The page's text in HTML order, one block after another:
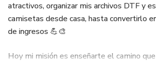
atractivos, organizar mis archivos DTF y
camisetas desde casa, hasta convertirlo
de ingresos 💪🎨
Hoy mi misión es enseñarte el camino